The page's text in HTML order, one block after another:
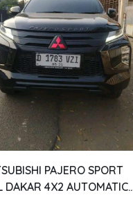
PAJERO SPORT
DAKAR 4X2 AUTOMATIC